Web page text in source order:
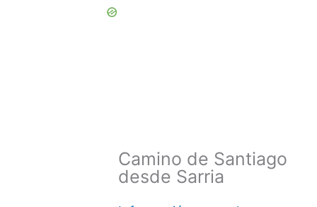
Camino de Santiago
desde Sarria